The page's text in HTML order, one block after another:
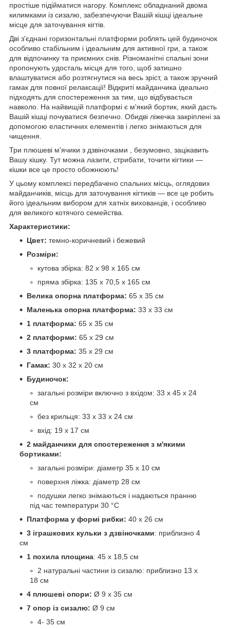
простіше підійматися нагору. Комплекс обладнаний двома
килимками із сизалю, забезпечуючи Вашій кішці ідеальне
місце для заточування кігтів.
Дві з'єднані горизонтальні платформи роблять цей будиночок
особливо стабільним і ідеальним для активної гри, а також
для відпочинку та приємних снів. Різноманітні спальні зони
пропонують удосталь місця для того, щоб затишно
влаштуватися або розтягнутися на весь зріст, а також зручний
гамак для повної релаксації! Відкриті майданчика ідеально
підходять для спостереження за тим, що відбувається
навколо. На найвищій платформі є м'який бортик, який дасть
Вашій кішці почуватися безпечно. Обидві ліжечка закріплені за
допомогою еластичних елементів і легко знімаються для
чищення.
Три плюшеві м'ячики з дзвіночками , безумовно, зацікавить
Вашу кішку. Тут можна лазити, стрибати, точити кігтики —
кішки все це просто обожнюють!
У цьому комплексі передбачено спальних місць, оглядових
майданчиків, місць для заточування кігтиків — все це робить
його ідеальним вибором для хатніх вихованців, і особливо
для великого котячого семейства.
Характеристики:
Цвет: темно-коричневий і бежевий
Розміри:
кутова збірка: 82 x 98 x 165 см
пряма збірка: 135 x 70,5 x 165 см
Велика опорна платформа: 65 x 35 см
Маленька опорна платформа: 33 x 33 см
1 платформа: 65 x 35 см
2 платформи: 65 x 29 см
3 платформа: 35 x 29 см
Гамак: 30 x 32 x 20 см
Будиночок:
загальні розміри включно з вхідом: 33 x 45 x 24
см
без крильця: 33 x 33 x 24 см
вхід: 19 x 17 см
2 майданчики для спостереження з м'якими
бортиками:
загальні розміри: діаметр 35 х 10 см
поверхня ліжка: діаметр 28 см
подушки легко знімаються і надаються пранню
під час температури 30 °C
Платформа у формі рибки: 40 x 26 см
3 іграшкових кульки з дзвіночками: приблизно 4
см
1 похила площина: 45 x 18,5 см
2 натуральні частини із сизалю: приблизно 13 х
18 см
4 плюшеві опори: Ø 9 x 35 см
7 опор із сизалю: Ø 9 см
4- 35 см